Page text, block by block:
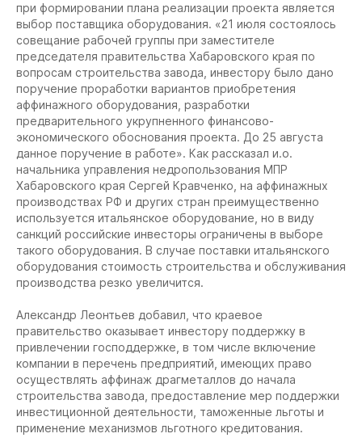
при формировании плана реализации проекта является
выбор поставщика оборудования. «21 июля состоялось
совещание рабочей группы при заместителе
председателя правительства Хабаровского края по
вопросам строительства завода, инвестору было дано
поручение проработки вариантов приобретения
аффинажного оборудования, разработки
предварительного укрупненного финансово-
экономического обоснования проекта. До 25 августа
данное поручение в работе». Как рассказал и.о.
начальника управления недропользования МПР
Хабаровского края Сергей Кравченко, на аффинажных
производствах РФ и других стран преимущественно
используется итальянское оборудование, но в виду
санкций российские инвесторы ограничены в выборе
такого оборудования. В случае поставки итальянского
оборудования стоимость строительства и обслуживания
производства резко увеличится.
Александр Леонтьев добавил, что краевое
правительство оказывает инвестору поддержку в
привлечении господдержке, в том числе включение
компании в перечень предприятий, имеющих право
осуществлять аффинаж драгметаллов до начала
строительства завода, предоставление мер поддержки
инвестиционной деятельности, таможенные льготы и
применение механизмов льготного кредитования.